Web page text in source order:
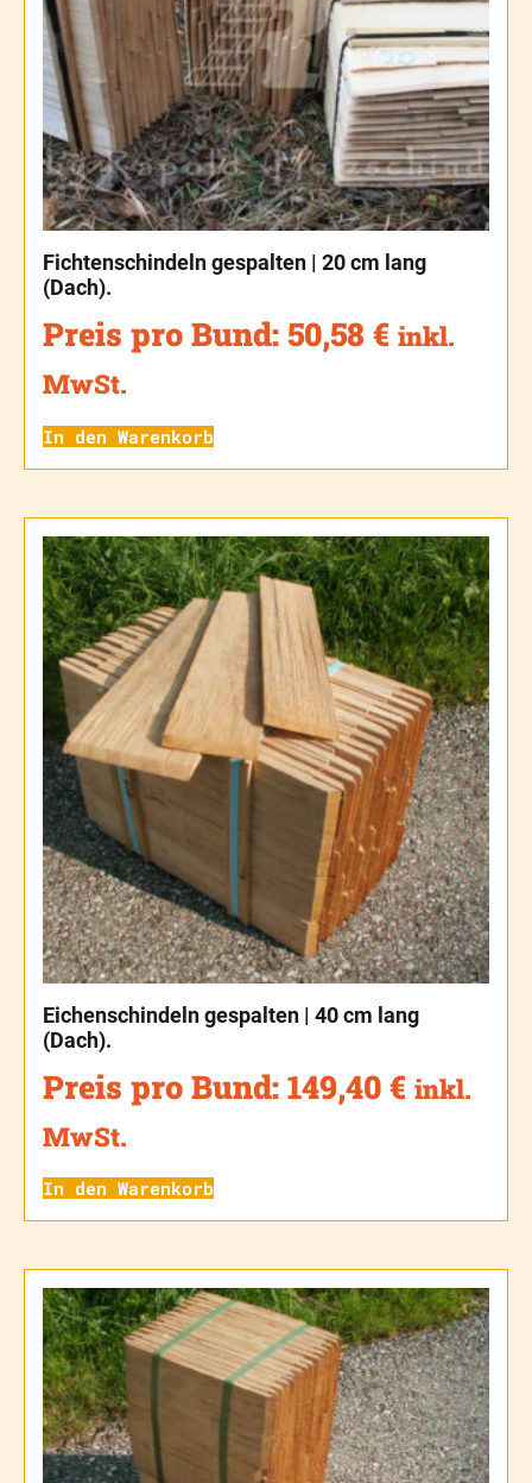
Fichtenschindeln gespalten | 20 cm lang
(Dach).
Preis pro Bund: 50,58 € inkl.
MwSt.
In den Warenkorb
Eichenschindeln gespalten | 40 cm lang
(Dach).
Preis pro Bund: 149,40 € inkl.
MwSt.
In den Warenkorb